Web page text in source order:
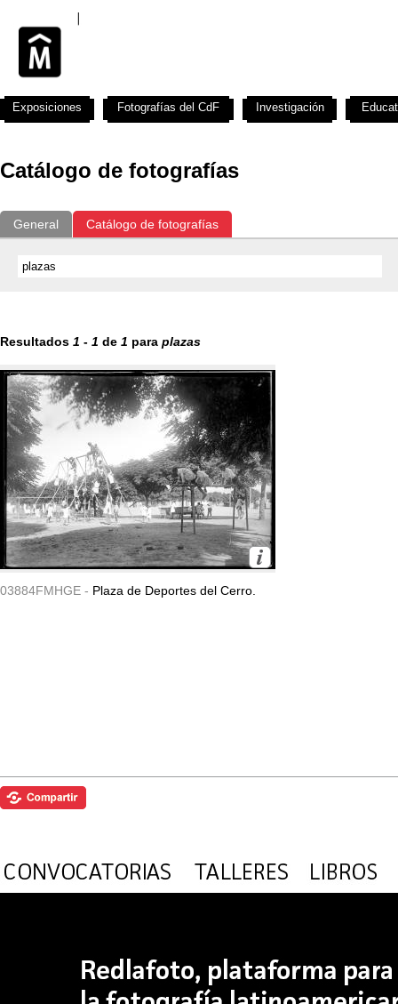
Catálogo de fotografías
General Catálogo de fotografías
Resultados 1 - 1 de 1 para plazas
03884FMHGE - Plaza de Deportes del Cerro.
Exposiciones Fotografías del CdF Investigación